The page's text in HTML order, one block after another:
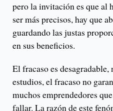
pero la invitación es que al
ser más precisos, hay que
guardando las justas
en sus beneficios.
El fracaso es desagradable,
estudios, el fracaso no
muchos emprendedores
fallar. La razón de este